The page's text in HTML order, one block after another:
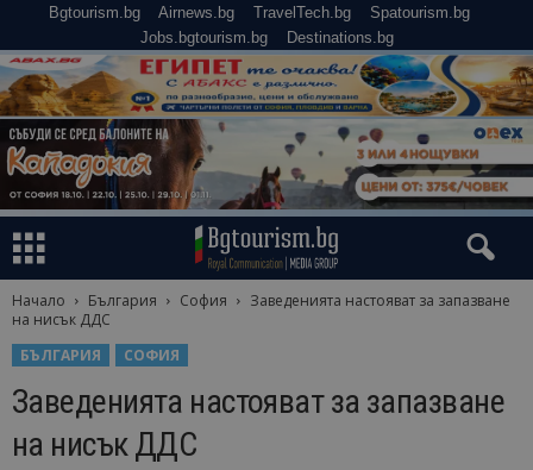
Bgtourism.bg Airnews.bg TravelTech.bg
Spatourism.bg
Jobs.bgtourism.bg
Destinations.bg
Начало България София
Заведенията настояват за запазване
на нисък ДДС
БЪЛГАРИЯ
СОФИЯ
Заведенията настояват за запазване
на нисък ДДС